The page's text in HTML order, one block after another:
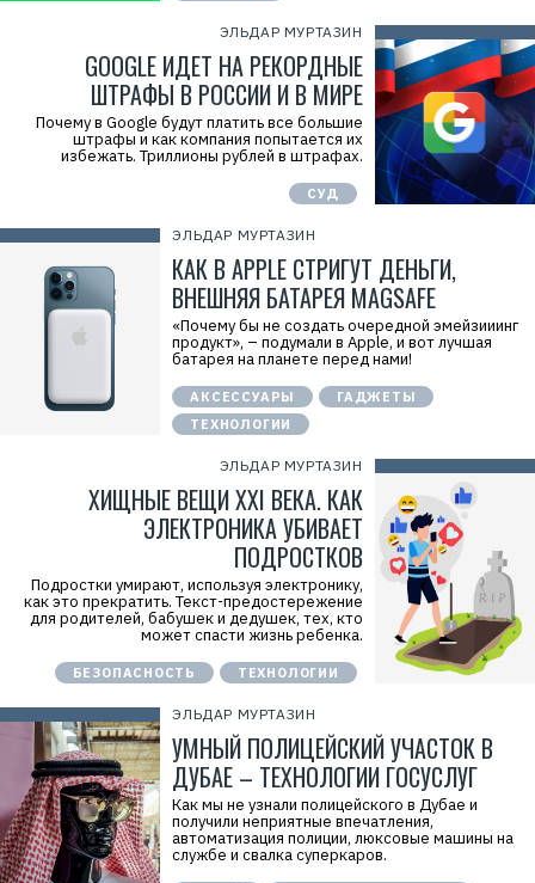
ЭЛЬДАР МУРТАЗИН
GOOGLE ИДЕТ НА РЕКОРДНЫЕ
ШТРАФЫ В РОССИИ И В МИРЕ
Почему в Google будут платить все большие
штрафы и как компания попытается их
избежать. Триллионы рублей в штрафах.
СУД
ЭЛЬДАР МУРТАЗИН
КАК В APPLE СТРИГУТ ДЕНЬГИ,
ВНЕШНЯЯ БАТАРЕЯ MAGSAFE
«Почему бы не создать очередной эмейзииинг
продукт», – подумали в Apple, и вот лучшая
батарея на планете перед нами!
АКСЕССУАРЫ
ГАДЖЕТЫ
ТЕХНОЛОГИИ
ЭЛЬДАР МУРТАЗИН
ХИЩНЫЕ ВЕЩИ XXI ВЕКА. КАК
ЭЛЕКТРОНИКА УБИВАЕТ
ПОДРОСТКОВ
Подростки умирают, используя электронику,
как это прекратить. Текст-предостережение
для родителей, бабушек и дедушек, тех, кто
может спасти жизнь ребенка.
БЕЗОПАСНОСТЬ ТЕХНОЛОГИИ
ЭЛЬДАР МУРТАЗИН
УМНЫЙ ПОЛИЦЕЙСКИЙ УЧАСТОК В
ДУБАЕ – ТЕХНОЛОГИИ ГОСУСЛУГ
Как мы не узнали полицейского в Дубае и
получили неприятные впечатления,
автоматизация полиции, люксовые машины на
службе и свалка суперкаров.